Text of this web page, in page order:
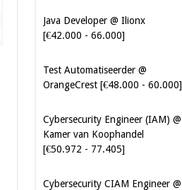
Java Developer @ Ilionx
[€42.000 - 66.000]
Test Automatiseerder @
OrangeCrest [€48.000 - 60.000]
Cybersecurity Engineer (IAM) @
Kamer van Koophandel
[€50.972 - 77.405]
Cybersecurity CIAM Engineer @